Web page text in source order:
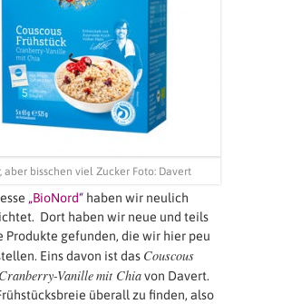
aber bisschen viel Zucker Foto: Davert
„BioNord“ haben wir neulich
Dort haben wir neue und teils
Produkte gefunden, die wir hier peu
Eins davon ist das Couscous
Vanillemit Chiavon Davert.
überall zu finden, also